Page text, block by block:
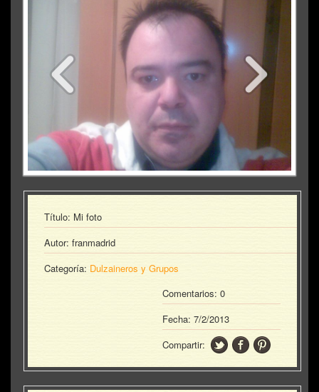
Título: Mi foto
Autor: franmadrid
Categoría: Dulzaineros y Grupos
Comentarios: 0
Fecha:7/2/2013
Compartir: